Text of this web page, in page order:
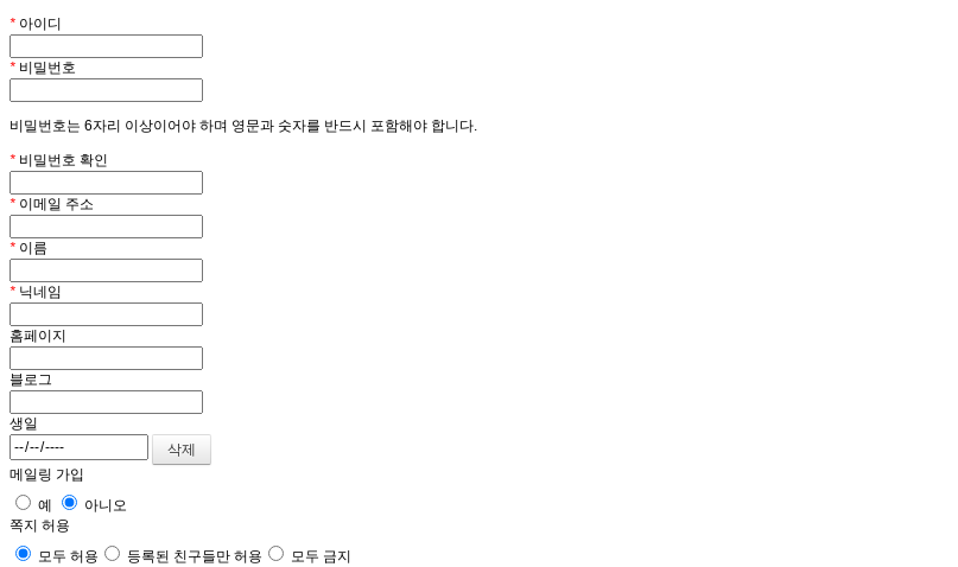
* 아이디
* 비밀번호
비밀번호는 6자리 이상이어야 하며 영문과 숫자를 반드시 포함해야 합니다.
* 비밀번호 확인
* 이메일 주소
* 이름
* 닉네임
홈페이지
블로그
생일
메일링 가입
예
아니오
쪽지 허용
모두 허용
등록된 친구들만 허용 모두 금지